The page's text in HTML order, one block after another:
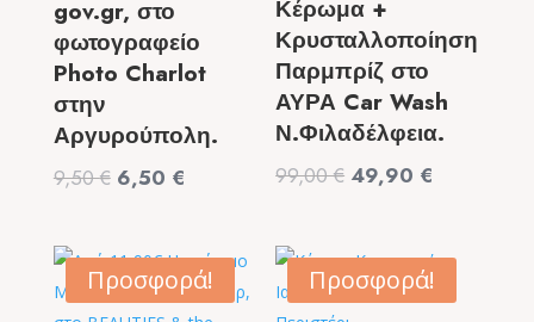
gov.gr, στο
φωτογραφείο
Photo Charlot
στην
Αργυρούπολη.
9,50€ Original
9,50 €.
6,50 €
είναι:
6,50 €.
Κέρωμα +
Κρυσταλλοποίηση
Παρμπρίζ στο
ΑΥΡΑ Car Wash
Ν.Φιλαδέλφεια.
99,00€ Original
99,00 €.
49,90 €
49,90 €.
Προσφορά! Προσφορά!